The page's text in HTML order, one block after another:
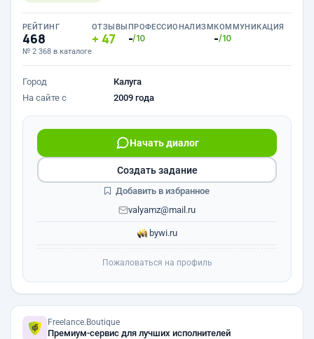
РЕЙТИНГ
468
№ 2 368 в каталоге
ОТЗЫВЫ
47
ПРОФЕССИОНАЛИЗМ
-/10
КОММУНИКАЦИЯ
-/10
Город
Калуга
На сайте с
2009 года
Начать диалог
valyamz@mail.ru
bywi.ru
Создать задание
Добавить в избранное
Пожаловаться на профиль
Freelance.Boutique
Премиум-сервис для лучших исполнителей